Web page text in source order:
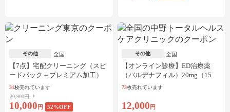
その他 全国
【7点】宅配クリーニング（スピ
ードパック＋プレミアム加工）
31枚売れています
20,900円
10,000 円 52%OFF
その他 全国
【オンライン診療】ED治療薬
（バルデナフィル）20mg（15
錠）※初診料、送料込
73枚売れています
12,000 円